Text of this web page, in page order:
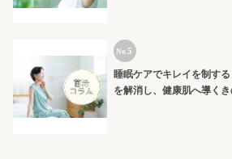
睡眠ケアでキレイを制す
を解消し、健康肌へ導く